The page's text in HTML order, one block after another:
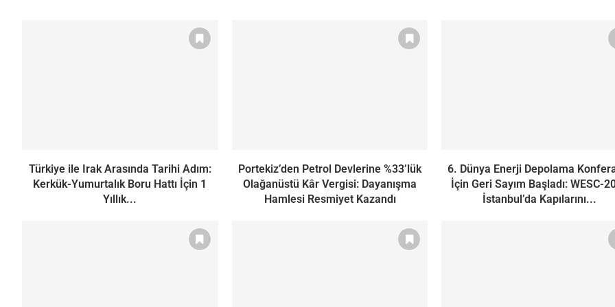
Türkiye ile Irak Arasında Tarihi Adım:
Kerkük-Yumurtalık Boru Hattı İçin 1
Yıllık...
Portekiz’den Petrol Devlerine %33’lük
Olağanüstü Kâr Vergisi: Dayanışma
Hamlesi Resmiyet Kazandı
6. Dünya Enerji Depolama
İçin Geri Sayım Başladı: WESC-
İstanbul’da Kapılarını...